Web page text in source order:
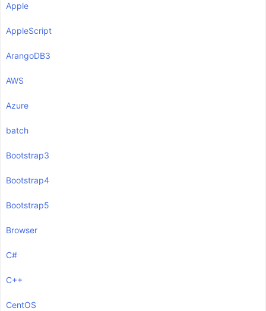
Apple
AppleScript
ArangoDB3
AWS
Azure
batch
Bootstrap3
Bootstrap4
Bootstrap5
Browser
C#
C++
CentOS